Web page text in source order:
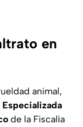
en
animal,
de la Fiscalía